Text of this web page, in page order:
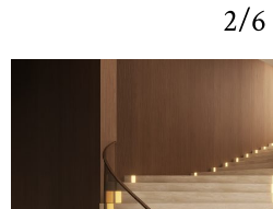
2/6